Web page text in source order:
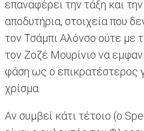
επαναφέρει την τάξη και
αποδυτήρια, στοιχεία που
τον Τσάμπι Αλόνσο ούτε με
τον Ζοζέ Μουρίνιο να
φάση ως ο επικρατέστερος
χρίσμα.
Αν συμβεί κάτι τέτοιο (ο